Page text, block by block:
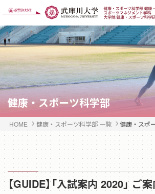
健康・スポーツ科学部
HOME 健康・スポーツ科学部 一覧 健康・スポ
【GUIDE】「入試案内 2020」 ご